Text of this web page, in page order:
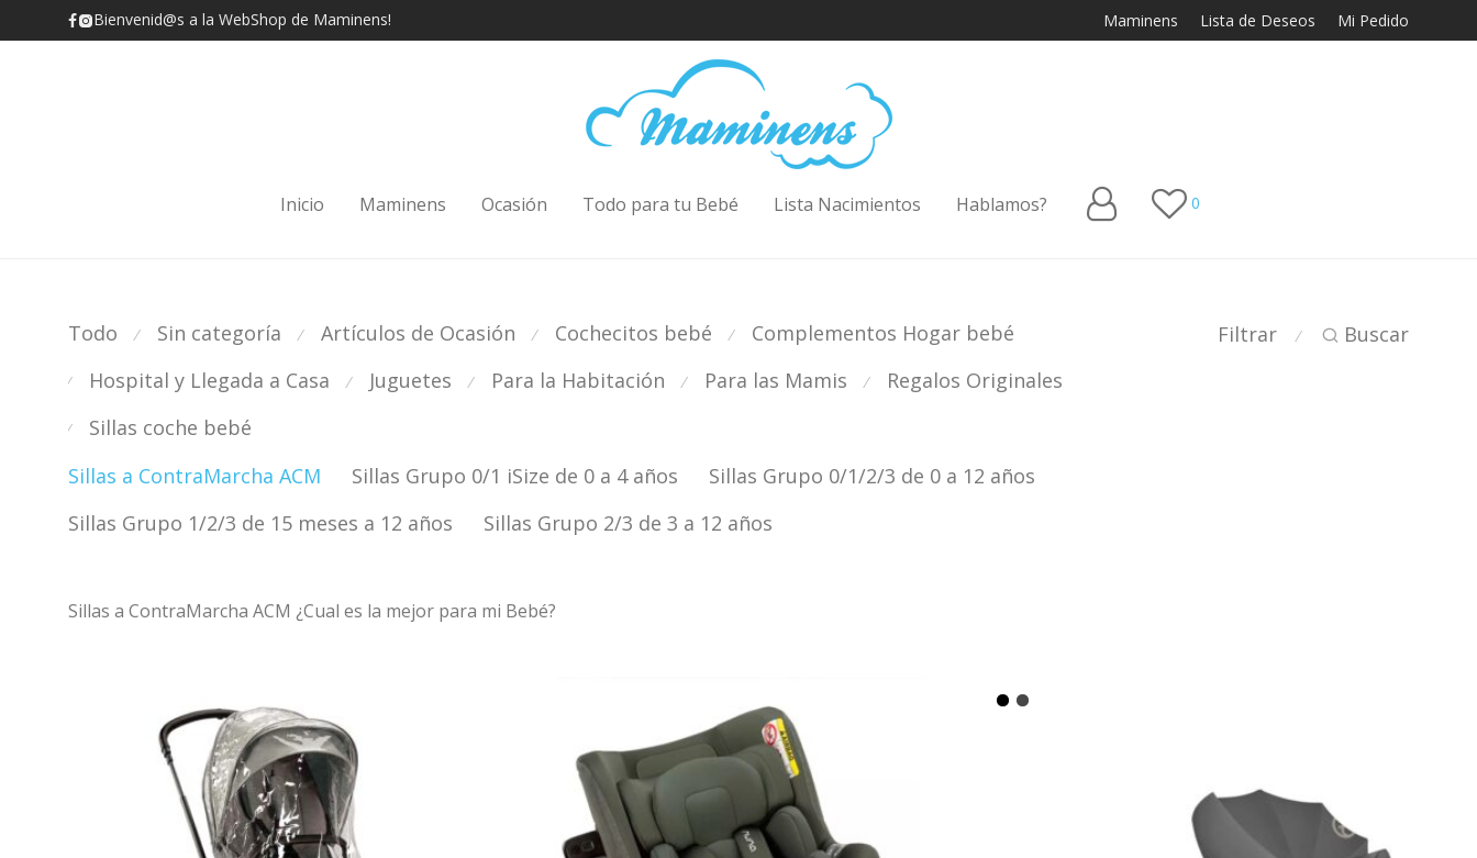
Bienvenid@s a la WebShop de Maminens! Maminens Lista de Deseos Mi Pedido
Inicio Maminens Ocasión Todo para tu Bebé Lista Nacimientos Hablamos? 0
Filtrar ⁄ Buscar
Todo ⁄ Sin categoría ⁄ Artículos de Ocasión ⁄ Cochecitos bebé ⁄ Complementos Hogar bebé
⁄ Hospital y Llegada a Casa ⁄ Juguetes ⁄ Para la Habitación ⁄ Para las Mamis ⁄ Regalos Originales
⁄
Sillas coche bebé
Sillas a ContraMarcha ACM
Sillas Grupo 0/1 iSize de 0 a 4 años
Sillas Grupo 0/1/2/3 de 0 a 12 años
Sillas Grupo 1/2/3 de 15 meses a 12 años
Sillas Grupo 2/3 de 3 a 12 años
Sillas a ContraMarcha ACM ¿Cual es la mejor para mi Bebé?